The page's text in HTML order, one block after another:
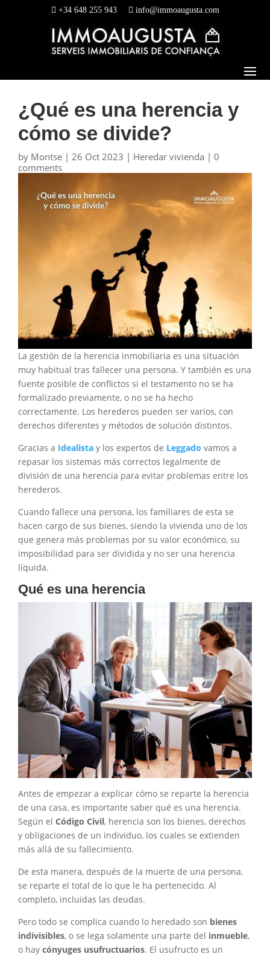
+34 648 255 943 info@immoaugusta.com
¿Qué es una herencia y
cómo se divide?
by Montse | 26 Oct 2023 | Heredar vivienda | 0
comments
La gestión de la herencia inmobiliaria es una situación
muy habitual tras fallecer una persona. Y también es una
fuente posible de conflictos si el testamento no se ha
formalizado previamente, o no se ha hecho
correctamente. Los herederos pueden ser varios, con
derechos diferentes y métodos de solución distintos.
Gracias a Idealista y los expertos de Leggado vamos a
repasar los sistemas más correctos legalmente de
división de una herencia para evitar problemas entre los
herederos.
Cuando fallece una persona, los familiares de esta se
hacen cargo de sus bienes, siendo la vivienda uno de los
que genera más problemas por su valor económico, su
imposibilidad para ser dividida y no ser una herencia
líquida.
Qué es una herencia
Antes de empezar a explicar cómo se reparte la herencia
de una casa, es importante saber qué es una herencia.
Según el Código Civil, herencia son los bienes, derechos
y obligaciones de un individuo, los cuales se extienden
más allá de su fallecimiento.
De esta manera, después de la muerte de una persona,
se reparte el total de lo que le ha pertenecido. Al
completo, incluidas las deudas.
Pero todo se complica cuando lo heredado son bienes
indivisibles, o se lega solamente una parte del inmueble,
o hay cónyuges usufructuarios. El usufructo es un